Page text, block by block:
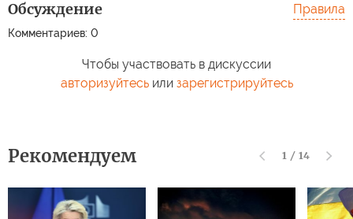
Обсуждение
Комментариев: 0
Чтобы участвовать в дискуссии